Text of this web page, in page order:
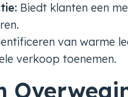
Biedt klanten een
van warme
verkoop toenemen.